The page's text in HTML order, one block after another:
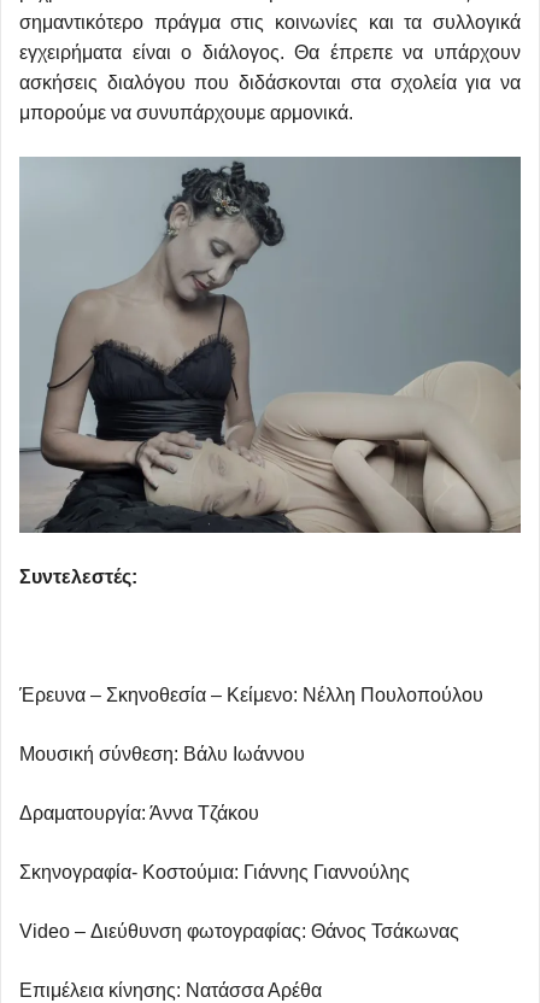
σημαντικότερο πράγμα στις κοινωνίες και τα συλλογικά
εγχειρήματα είναι ο διάλογος. Θα έπρεπε να υπάρχουν
ασκήσεις διαλόγου που διδάσκονται στα σχολεία για να
μπορούμε να συνυπάρχουμε αρμονικά.
Συντελεστές:
Έρευνα – Σκηνοθεσία – Kείμενο: Νέλλη Πουλοπούλου
Μουσική σύνθεση: Βάλυ Ιωάννου
Δραματουργία: Άννα Τζάκου
Σκηνογραφία- Κοστούμια: Γιάννης Γιαννούλης
Video – Διεύθυνση φωτογραφίας: Θάνος Τσάκωνας
Επιμέλεια κίνησης: Νατάσσα Αρέθα